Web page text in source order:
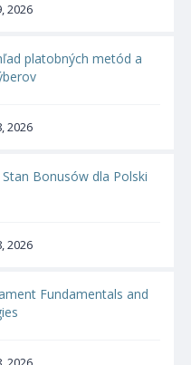
2026
platobných metód a
2026
Bonusów dla Polski
2026
Fundamentals and